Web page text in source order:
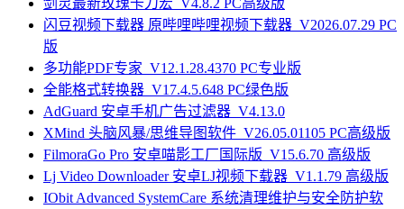
闪豆视频下载器 原哔哩哔哩视频下载器_V2026.07.29 PC
版
多功能PDF专家_V12.1.28.4370 PC专业版
全能格式转换器_V17.4.5.648 PC绿色版
AdGuard 安卓手机广告过滤器_V4.13.0
XMind 头脑风暴/思维导图软件_V26.05.01105 PC高级版
FilmoraGo Pro 安卓喵影工厂国际版_V15.6.70 高级版
Lj Video Downloader 安卓LJ视频下载器_V1.1.79 高级版
IObit Advanced SystemCare 系统清理维护与安全防护软